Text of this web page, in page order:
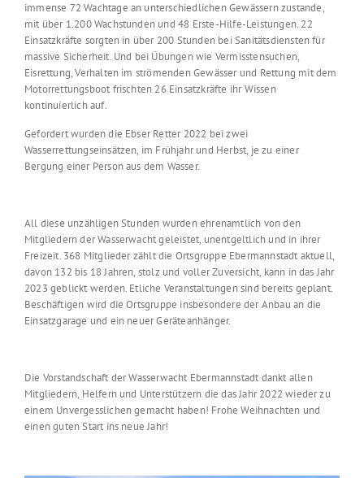
immense 72 Wachtage an unterschiedlichen Gewässern zustande,
mit über 1.200 Wachstunden und 48 Erste-Hilfe-Leistungen. 22
Einsatzkräfte sorgten in über 200 Stunden bei Sanitätsdiensten für
massive Sicherheit. Und bei Übungen wie Vermisstensuchen,
Eisrettung, Verhalten im strömenden Gewässer und Rettung mit dem
Motorrettungsboot frischten 26 Einsatzkräfte ihr Wissen
kontinuierlich auf.
Gefordert wurden die Ebser Retter 2022 bei zwei
Wasserrettungseinsätzen, im Frühjahr und Herbst, je zu einer
Bergung einer Person aus dem Wasser.
All diese unzähligen Stunden wurden ehrenamtlich von den
Mitgliedern der Wasserwacht geleistet, unentgeltlich und in ihrer
Freizeit. 368 Mitglieder zählt die Ortsgruppe Ebermannstadt aktuell,
davon 132 bis 18 Jahren, stolz und voller Zuversicht, kann in das Jahr
2023 geblickt werden. Etliche Veranstaltungen sind bereits geplant.
Beschäftigen wird die Ortsgruppe insbesondere der Anbau an die
Einsatzgarage und ein neuer Geräteanhänger.
Die Vorstandschaft der Wasserwacht Ebermannstadt dankt allen
Mitgliedern, Helfern und Unterstützern die das Jahr 2022 wieder zu
einem Unvergesslichen gemacht haben! Frohe Weihnachten und
einen guten Start ins neue Jahr!